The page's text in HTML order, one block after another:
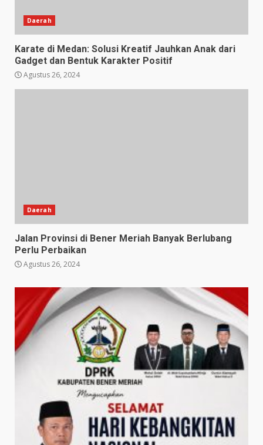
Daerah
Karate di Medan: Solusi Kreatif Jauhkan Anak dari
Gadget dan Bentuk Karakter Positif
Agustus 26, 2024
Daerah
Jalan Provinsi di Bener Meriah Banyak Berlubang
Perlu Perbaikan
Agustus 26, 2024